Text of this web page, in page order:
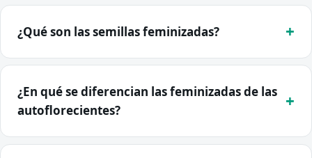
¿Qué son las semillas feminizadas?
¿En qué se diferencian las feminizadas de las
autoflorecientes?